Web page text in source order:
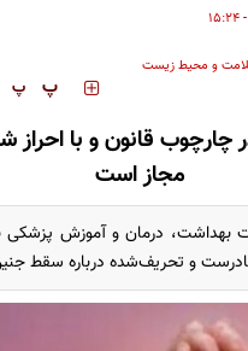
و محیط زیست
‍‍‍ پ پ
چارچوب قانون و با
مجاز است
بهداشت، درمان و آموزش پزشکی با
و تحریف‌شده درباره سقط